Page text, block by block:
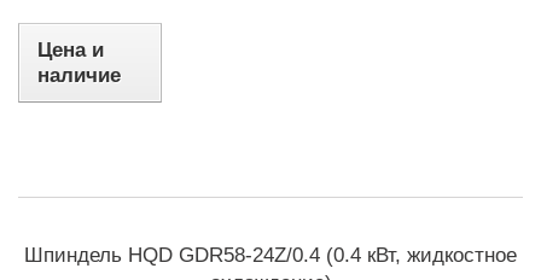
Цена и
наличие
Шпиндель HQD GDR58-24Z/0.4 (0.4 кВт, жидкостное